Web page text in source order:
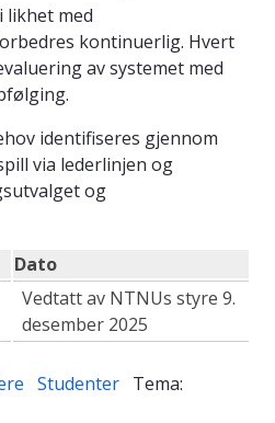
likhet med
kontinuerlig. Hvert
av systemet med
identifiseres gjennom
via lederlinjen og
og
Dato
Vedtatt av NTNUs styre 9.
desember 2025
Studenter Tema: